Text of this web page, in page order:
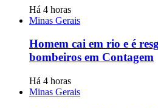
Há 4 horas
Minas Gerais
Homem cai em rio e é
bombeiros em Contagem
Há 4 horas
Minas Gerais